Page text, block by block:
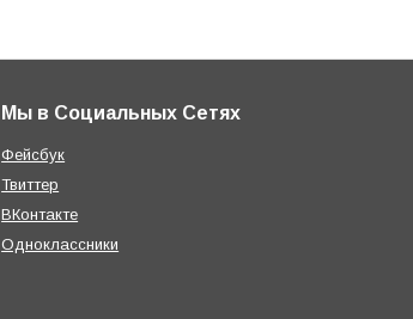
Мы в Социальных Сетях
Фейсбук
Твиттер
ВКонтакте
Одноклассники